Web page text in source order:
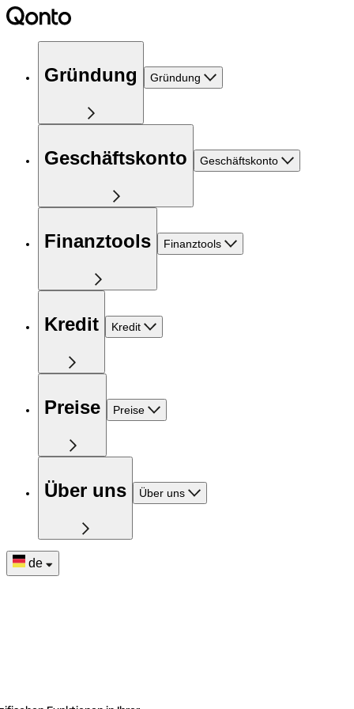
Gründung Gründung
Geschäftskonto Geschäftskonto
Finanztools Finanztools
Kredit Kredit
Preise Preise
Über uns Über uns
de